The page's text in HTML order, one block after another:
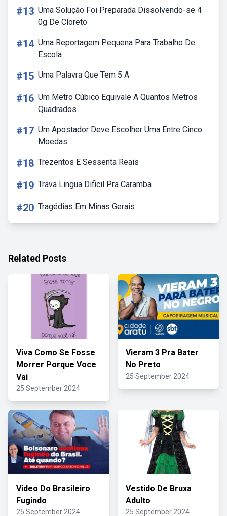
#13 Uma Solução Foi Preparada Dissolvendo-se 4
0g De Cloreto
#14 Uma Reportagem Pequena Para Trabalho De
Escola
#15 Uma Palavra Que Tem 5 A
#16 Um Metro Cúbico Equivale A Quantos Metros
Quadrados
#17 Um Apostador Deve Escolher Uma Entre Cinco
Moedas
#18 Trezentos E Sessenta Reais
#19 Trava Lingua Dificil Pra Caramba
#20 Tragédias Em Minas Gerais
Related Posts
Viva Como Se Fosse
Morrer Porque Voce
Vai
25 September 2024
Vieram 3 Pra Bater
No Preto
25 September 2024
Video Do Brasileiro
Fugindo
25 September 2024
Vestido De Bruxa
Adulto
25 September 2024